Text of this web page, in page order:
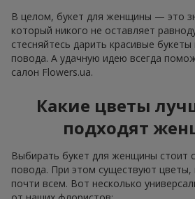
В целом, букет для женщины — это
который никого не оставляет
стесняйтесь дарить красивые
повода. А удачную идею всегда
салон Flowers.ua.
Какие цветы
подходят
Выбирать букет для женщины стоит
повода. При этом существуют цветы,
почти всем. Вот несколько